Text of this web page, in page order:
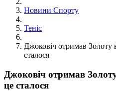
Новини Спорту
Теніс
Джоковіч отримав Золоту
сталося
Джоковіч отримав
це сталося